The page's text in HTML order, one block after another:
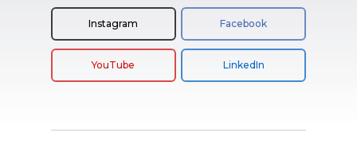
Instagram Facebook
YouTube LinkedIn